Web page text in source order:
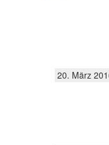
20. März